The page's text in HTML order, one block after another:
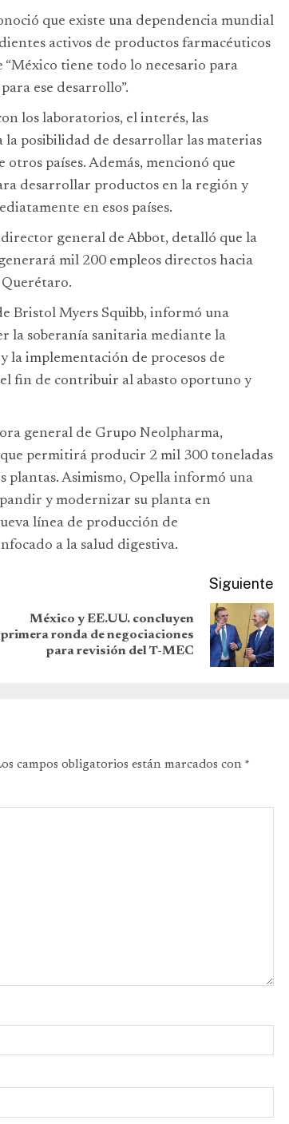
que existe una dependencia mundial
activos de productos farmacéuticos
“México tiene todo lo necesario para
ese desarrollo”.
los laboratorios, el interés, las
la posibilidad de desarrollar las materias
países. Además, mencionó que
desarrollar productos en la región y
en esos países.
general de Abbot, detalló que la
mil 200 empleos directos hacia
Bristol Myers Squibb, informó una
la soberanía sanitaria mediante la
la implementación de procesos de
fin de contribuir al abasto oportuno y
general de Grupo Neolpharma,
permitirá producir 2 mil 300 toneladas
plantas. Asimismo, Opella informó una
y modernizar su planta en
línea de producción de
a la salud digestiva.
Siguiente
México y EE.UU. concluyen
primera ronda de negociaciones
para revisión del T-MEC
campos obligatorios están marcados con *